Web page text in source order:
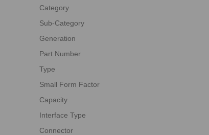
Category
Sub-Category
Generation
Part Number
Type
Small Form Factor
Capacity
Interface Type
Connector